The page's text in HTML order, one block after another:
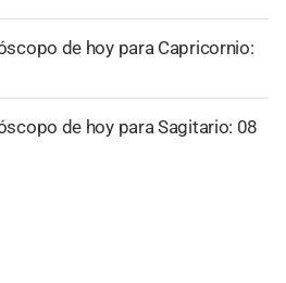
de hoy para Capricornio:
de hoy para Sagitario: 08